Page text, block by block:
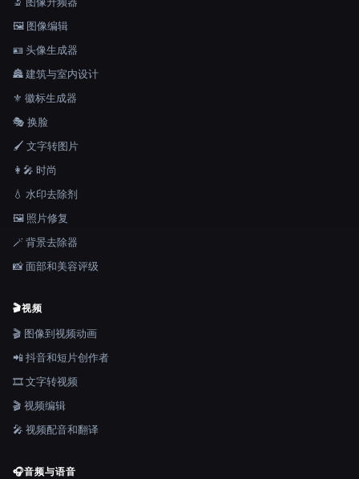
🖼️ 图像编辑
🪪 头像生成器
🏯 建筑与室内设计
⚜️ 徽标生成器
🎭 换脸
🖌️ 文字转图片
👩‍🎤 时尚
💧 水印去除剂
🖼️ 照片修复
🪄 背景去除器
📸 面部和美容评级
🎬视频
🎬 图像到视频动画
📲 抖音和短片创作者
🎞️ 文字转视频
🎬 视频编辑
🎤 视频配音和翻译
🎧音频与语音